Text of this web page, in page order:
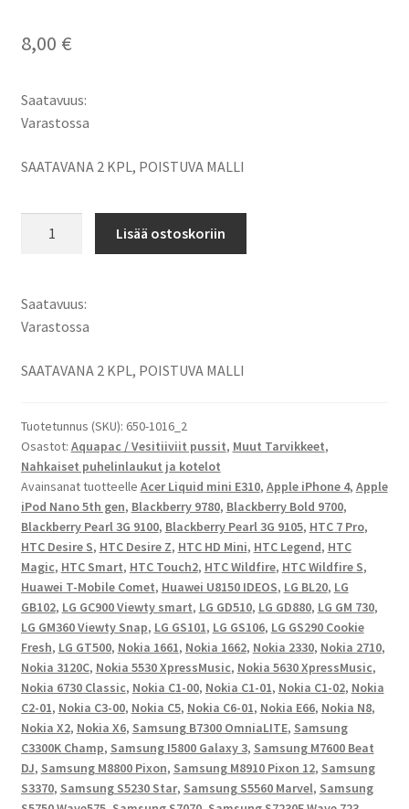
8,00 €
Saatavuus:
Varastossa
SAATAVANA 2 KPL, POISTUVA MALLI
59
x
L,
Samsung
M7600
Beat
DJ,
B7300
OmniaLITE,
C3300K
Champ,
I5800
Galaxy
3,
M7600
Beat
DJ,
M8800
Pixon,
Lisää ostoskoriin
Saatavuus:
Varastossa
SAATAVANA 2 KPL, POISTUVA MALLI
Tuotetunnus (SKU): 650-1016_2
Osastot: Aquapac / Vesitiiviit pussit, Muut Tarvikkeet,
Nahkaiset puhelinlaukut ja kotelot
Avainsanat tuotteelle Acer Liquid mini E310, Apple iPhone 4, Apple
iPod Nano 5th gen, Blackberry 9780, Blackberry Bold 9700,
Blackberry Pearl 3G 9100, Blackberry Pearl 3G 9105, HTC 7 Pro,
HTC Desire S, HTC Desire Z, HTC HD Mini, HTC Legend, HTC
Magic, HTC Smart, HTC Touch2, HTC Wildfire, HTC Wildfire S,
Huawei T-Mobile Comet, Huawei U8150 IDEOS, LG BL20, LG
GB102, LG GC900 Viewty smart, LG GD510, LG GD880, LG GM 730,
LG GM360 Viewty Snap, LG GS101, LG GS106, LG GS290 Cookie
Fresh, LG GT500, Nokia 1661, Nokia 1662, Nokia 2330, Nokia 2710,
Nokia 3120C, Nokia 5530 XpressMusic, Nokia 5630 XpressMusic,
Nokia 6730 Classic, Nokia C1-00, Nokia C1-01, Nokia C1-02, Nokia
C2-01, Nokia C3-00, Nokia C5, Nokia C6-01, Nokia E66, Nokia N8,
Nokia X2, Nokia X6, Samsung B7300 OmniaLITE, Samsung
C3300K Champ, Samsung I5800 Galaxy 3, Samsung M7600 Beat
DJ, Samsung M8800 Pixon, Samsung M8910 Pixon 12, Samsung
S3370, Samsung S5230 Star, Samsung S5560 Marvel, Samsung